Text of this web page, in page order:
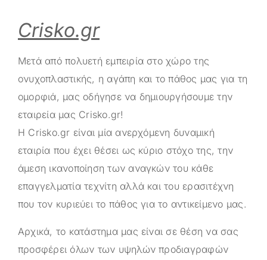
Crisko.gr
Μετά από πολυετή εμπειρία στο χώρο της
ονυχοπλαστικής, η αγάπη και το πάθος μας για τη
ομορφιά, μας οδήγησε να δημιουργήσουμε την
εταιρεία μας Crisko.gr!
Η Crisko.gr είναι μία ανερχόμενη δυναμική
εταιρία που έχει θέσει ως κύριο στόχο της, την
άμεση ικανοποίηση των αναγκών του κάθε
επαγγελματία τεχνίτη αλλά και του ερασιτέχνη
που τον κυριεύει το πάθος για το αντικείμενο μας.
Αρχικά, το κατάστημα μας είναι σε θέση να σας
προσφέρει όλων των υψηλών προδιαγραφών